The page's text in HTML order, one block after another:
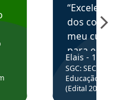
dos
meu
para
colocar
através
de
Elais - 15/
SGC: SEC BA
Educação
(Edital